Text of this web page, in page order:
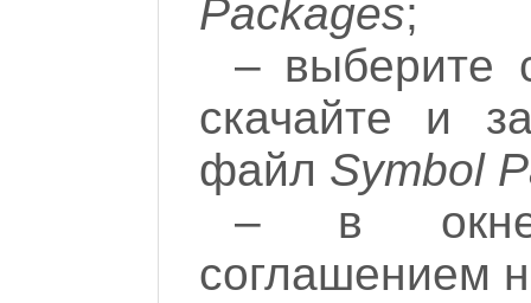
Packages;
– выберите
скачайте и
файл Symbol
– в окне
соглашением